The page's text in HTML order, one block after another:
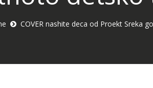
COVER nashite deca od Proekt Sreka